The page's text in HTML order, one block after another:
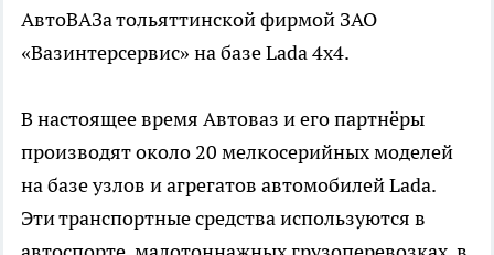
АвтоВАЗа тольяттинской фирмой ЗАО
«Вазинтерсервис» на базе Lada 4х4.
В настоящее время Автоваз и его партнёры
производят около 20 мелкосерийных моделей
на базе узлов и агрегатов автомобилей Lada.
Эти транспортные средства используются в